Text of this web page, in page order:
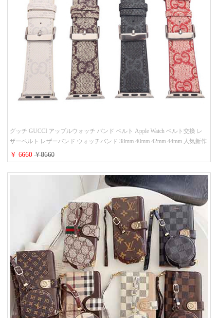
グッチ GUCCI アップルウォッチ バンド ベルト Apple Watch ベルト交換 レ
ザーベルト レザーバンド ウォッチバンド 38mm 40mm 42mm 44mm 人気新作
￥ 6660￥8660